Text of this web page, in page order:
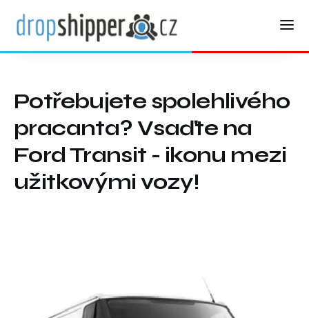
Potřebujete spolehlivého
pracanta? Vsaďte na
Ford Transit - ikonu mezi
užitkovými vozy!